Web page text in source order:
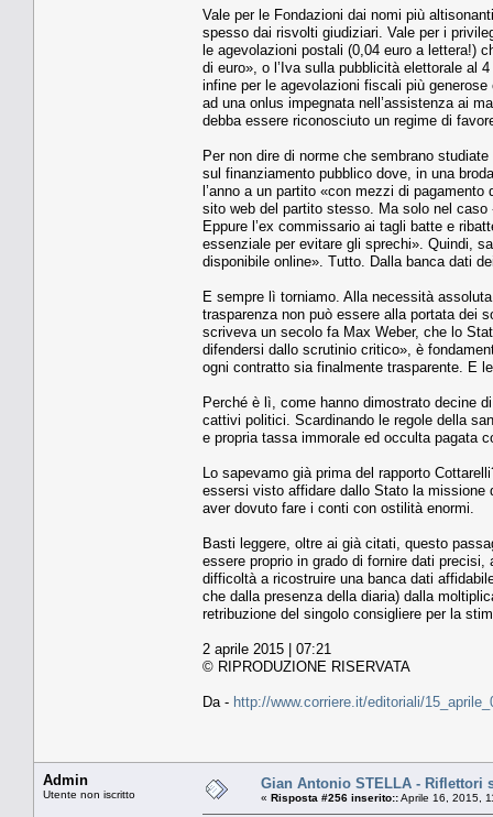
Vale per le Fondazioni dai nomi più
spesso dai risvolti giudiziari. Vale per i
le agevolazioni postali (0,04 euro a lettera!)
di euro», o l’Iva sulla pubblicità elettorale al
infine per le agevolazioni fiscali più
ad una onlus impegnata nell’assistenza ai
debba essere riconosciuto un regime di
Per non dire di norme che sembrano
sul finanziamento pubblico dove, in una
l’anno a un partito «con mezzi di
sito web del partito stesso. Ma solo nel
Eppure l’ex commissario ai tagli batte e
essenziale per evitare gli sprechi». Quindi,
disponibile online». Tutto. Dalla banca dati
E sempre lì torniamo. Alla necessità
trasparenza non può essere alla portata dei
scriveva un secolo fa Max Weber, che lo
difendersi dallo scrutinio critico», è
ogni contratto sia finalmente trasparente. E
Perché è lì, come hanno dimostrato decine
cattivi politici. Scardinando le regole della
e propria tassa immorale ed occulta pagata
Lo sapevamo già prima del rapporto
essersi visto affidare dallo Stato la
aver dovuto fare i conti con ostilità enormi.
Basti leggere, oltre ai già citati, questo
essere proprio in grado di fornire dati
difficoltà a ricostruire una banca dati
che dalla presenza della diaria) dalla
retribuzione del singolo consigliere per la
2 aprile 2015 | 07:21
© RIPRODUZIONE RISERVATA
Da - http://www.corriere.it/editoriali/
Admin
Utente non iscritto
Gian Antonio STELLA - Riflettori
« Risposta #256 inserito::Aprile 16, 2015,